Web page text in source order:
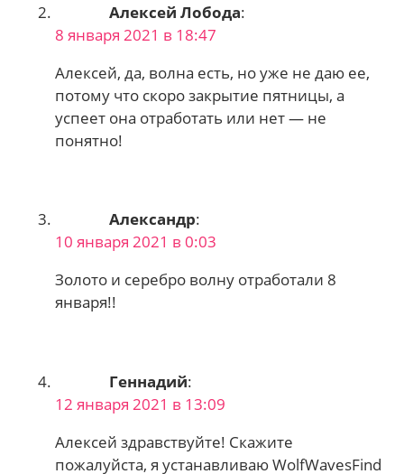
Алексей Лобода:
8 января 2021 в 18:47
Алексей, да, волна есть, но уже не даю ее,
потому что скоро закрытие пятницы, а
успеет она отработать или нет — не
понятно!
Александр:
10 января 2021 в 0:03
Золото и серебро волну отработали 8
января!!
Геннадий:
12 января 2021 в 13:09
Алексей здравствуйте! Скажите
пожалуйста, я устанавливаю WolfWavesFind